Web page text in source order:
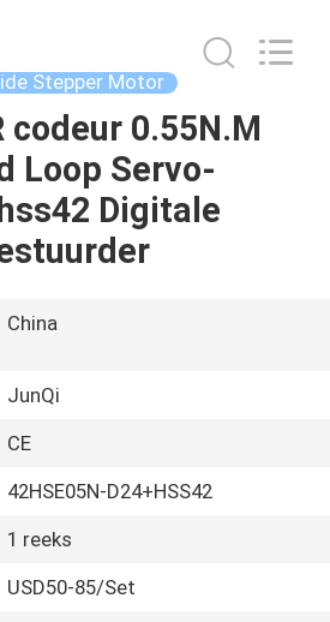
Stepper Motor
codeur 0.55N.M
Loop Servo-
Digitale
China
JunQi
CE
42HSE05N-D24+HSS42
1 reeks
USD50-85/Set